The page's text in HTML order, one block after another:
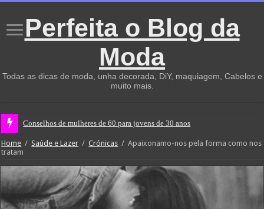
Perfeita o Blog da
Moda
Todas as dicas de moda, unha decorada, DiY, maquiagem, Cabelos e
muito mais.
Conselhos de mulheres de 60 para jovens de 30 anos
Home / Saúde e Lazer / Crónicas / Apaixonamo-nos pela forma como nos
tratam